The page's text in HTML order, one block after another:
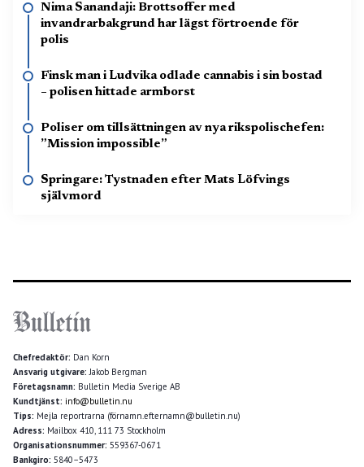
Nima Sanandaji: Brottsoffer med
invandrarbakgrund har lägst förtroende för
polis
Finsk man i Ludvika odlade cannabis i sin bostad
– polisen hittade armborst
Poliser om tillsättningen av nya rikspolischefen:
”Mission impossible”
Springare: Tystnaden efter Mats Löfvings
självmord
Chefredaktör: Dan Korn
Ansvarig utgivare:Jakob Bergman
Företagsnamn: Bulletin Media Sverige AB
Kundtjänst: info@bulletin.nu
Tips: Mejla reportrarna (förnamn.efternamn@bulletin.nu)
Adress: Mailbox 410, 111 73 Stockholm
Organisationsnummer: 559367-0671
Bankgiro: 5840–5473